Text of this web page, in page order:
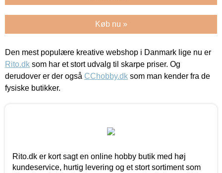
Køb nu »
Den mest populære kreative webshop i Danmark lige nu er
Rito.dk som har et stort udvalg til skarpe priser. Og
derudover er der også CChobby.dk som man kender fra de
fysiske butikker.
Rito.dk er kort sagt en online hobby butik med høj
kundeservice, hurtig levering og et stort sortiment som